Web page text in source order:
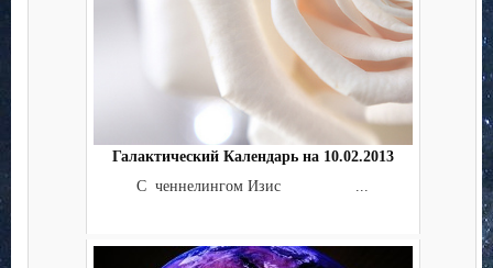
Галактический Календарь на 10.02.2013
С ченнелингом Изис ...